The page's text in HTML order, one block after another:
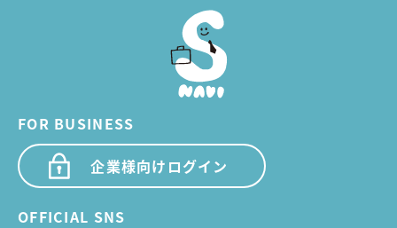
FOR BUSINESS
企業様向けログイン
OFFICIAL SNS